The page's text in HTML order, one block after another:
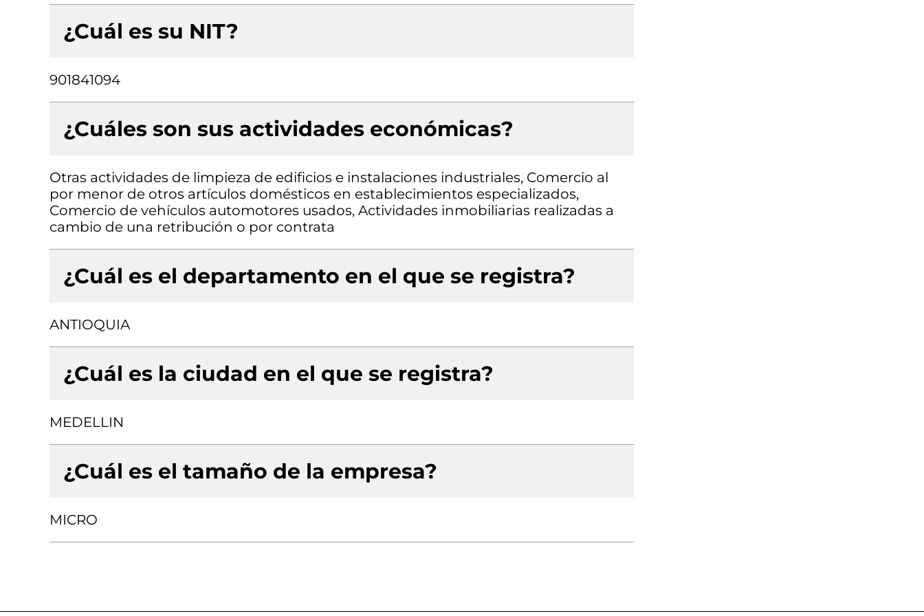
¿Cuál es su NIT?
901841094
¿Cuáles son sus actividades económicas?
Otras actividades de limpieza de edificios e instalaciones industriales, Comercio al
por menor de otros artículos domésticos en establecimientos especializados,
Comercio de vehículos automotores usados, Actividades inmobiliarias realizadas a
cambio de una retribución o por contrata
¿Cuál es el departamento en el que se registra?
ANTIOQUIA
¿Cuál es la ciudad en el que se registra?
MEDELLIN
¿Cuál es el tamaño de la empresa?
MICRO